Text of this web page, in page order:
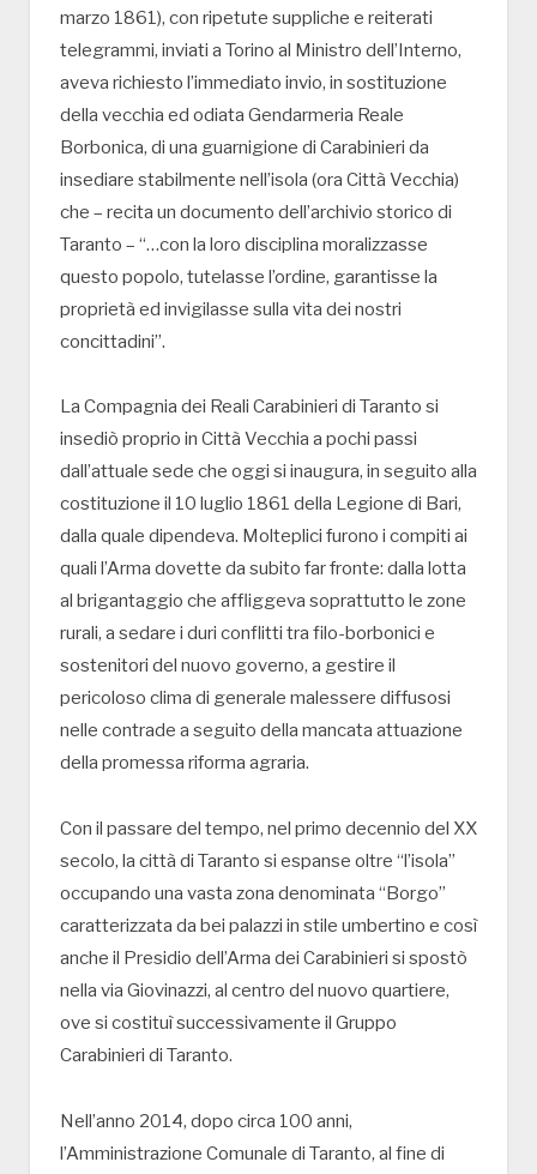
marzo 1861), con ripetute suppliche e reiterati
telegrammi, inviati a Torino al Ministro dell’Interno,
aveva richiesto l’immediato invio, in sostituzione
della vecchia ed odiata Gendarmeria Reale
Borbonica, di una guarnigione di Carabinieri da
insediare stabilmente nell’isola (ora Città Vecchia)
che – recita un documento dell’archivio storico di
Taranto – “…con la loro disciplina moralizzasse
questo popolo, tutelasse l’ordine, garantisse la
proprietà ed invigilasse sulla vita dei nostri
concittadini”.
La Compagnia dei Reali Carabinieri di Taranto si
insediò proprio in Città Vecchia a pochi passi
dall’attuale sede che oggi si inaugura, in seguito alla
costituzione il 10 luglio 1861 della Legione di Bari,
dalla quale dipendeva. Molteplici furono i compiti ai
quali l’Arma dovette da subito far fronte: dalla lotta
al brigantaggio che affliggeva soprattutto le zone
rurali, a sedare i duri conflitti tra filo-borbonici e
sostenitori del nuovo governo, a gestire il
pericoloso clima di generale malessere diffusosi
nelle contrade a seguito della mancata attuazione
della promessa riforma agraria.
Con il passare del tempo, nel primo decennio del XX
secolo, la città di Taranto si espanse oltre “l’isola”
occupando una vasta zona denominata “Borgo”
caratterizzata da bei palazzi in stile umbertino e così
anche il Presidio dell’Arma dei Carabinieri si spostò
nella via Giovinazzi, al centro del nuovo quartiere,
ove si costituì successivamente il Gruppo
Carabinieri di Taranto.
Nell’anno 2014, dopo circa 100 anni,
l’Amministrazione Comunale di Taranto, al fine di